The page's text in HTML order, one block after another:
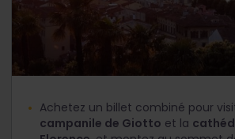
Achetez un billet combiné pour
campanile de Giotto et la